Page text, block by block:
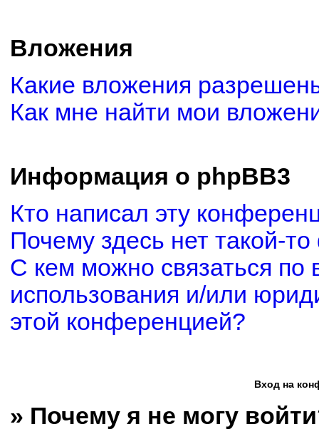
Вложения
Какие вложения
Как мне найти мои
Информация о phpBB3
Кто написал эту
Почему здесь нет такой-
С кем можно связаться по
использования и/или
этой конференцией?
Вход на
» Почему я не могу